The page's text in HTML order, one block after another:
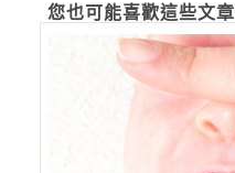
您也可能喜歡這些文章